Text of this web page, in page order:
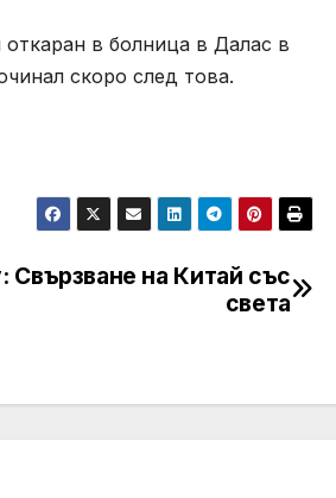
в болница в Далас в
скоро след това.
Свързване на Китай със
света